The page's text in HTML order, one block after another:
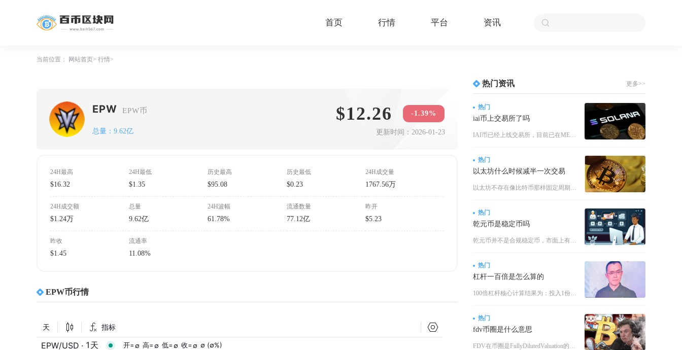
首页 行情 平台 资讯
当前位置： 网站首页 行情
EPW EPW币
总量：9.62亿
$12.26 -1.39%
更新时间：2026-01-23
24H最高
$16.32
24H最低
$1.35
历史最高
$95.08
历史最低
$0.23
24H成交量
1767.56万
24H成交额
$1.24万
总量
9.62亿
24H波幅
61.78%
流通数量
77.12亿
昨开
$5.23
昨收
$1.45
流通率
11.08%
EPW币行情
热门资讯 更多>>
热门
iai币上交易所了吗
IAI币已经上线交易所，目前已在MEXC抹茶交易所与BingX交易所开放IAI/USDT交
热门
以太坊什么时候减半一次交易
以太坊不存在像比特币那样固定周期的“减半一次交易”机制，其区块奖励减半并非按交易次数触发，
热门
乾元币是稳定币吗
乾元币并不是合规稳定币，市面上有关它1:1锚定人民币、拥有官方背书的说法全部属于虚假宣传，
热门
杠杆一百倍是怎么算的
100倍杠杆核心计算结果为：投入1份保证金可控制100份名义仓位，价格同向波动1%保证金翻
热门
fdv币圈是什么意思
FDV在币圈是FullyDilutedValuation的缩写，中文译为完全稀释估值，指假